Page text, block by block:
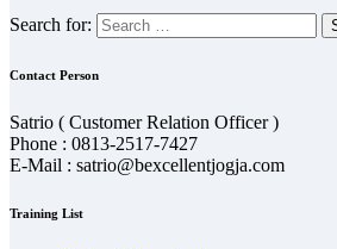
Search for:
Contact Person
Satrio ( Customer Relation Officer )
Phone : 0813-2517-7427
E-Mail : satrio@bexcellentjogja.com
Training List